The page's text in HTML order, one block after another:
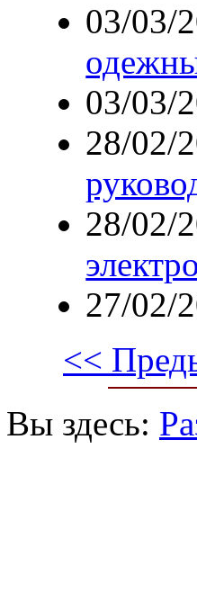
03/03/
03/03/
28/02/
28/02/
27/02/
<<
Вы здесь: